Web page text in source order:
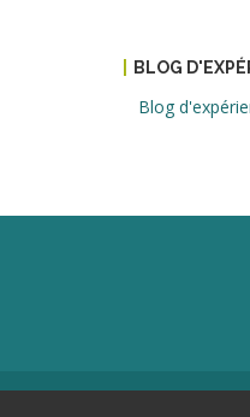
BLOG
Blog